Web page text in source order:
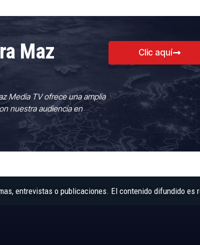
Maz
Media TV ofrece una amplia
nuestra audiencia en
Clic aquí
entrevistas o publicaciones. El contenido difundido